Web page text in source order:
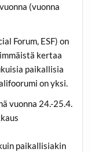
(vuonna
Forum, ESF) on
kertaa
paikallisia
on yksi.
vuonna 24.-25.4.
paikallisiakin